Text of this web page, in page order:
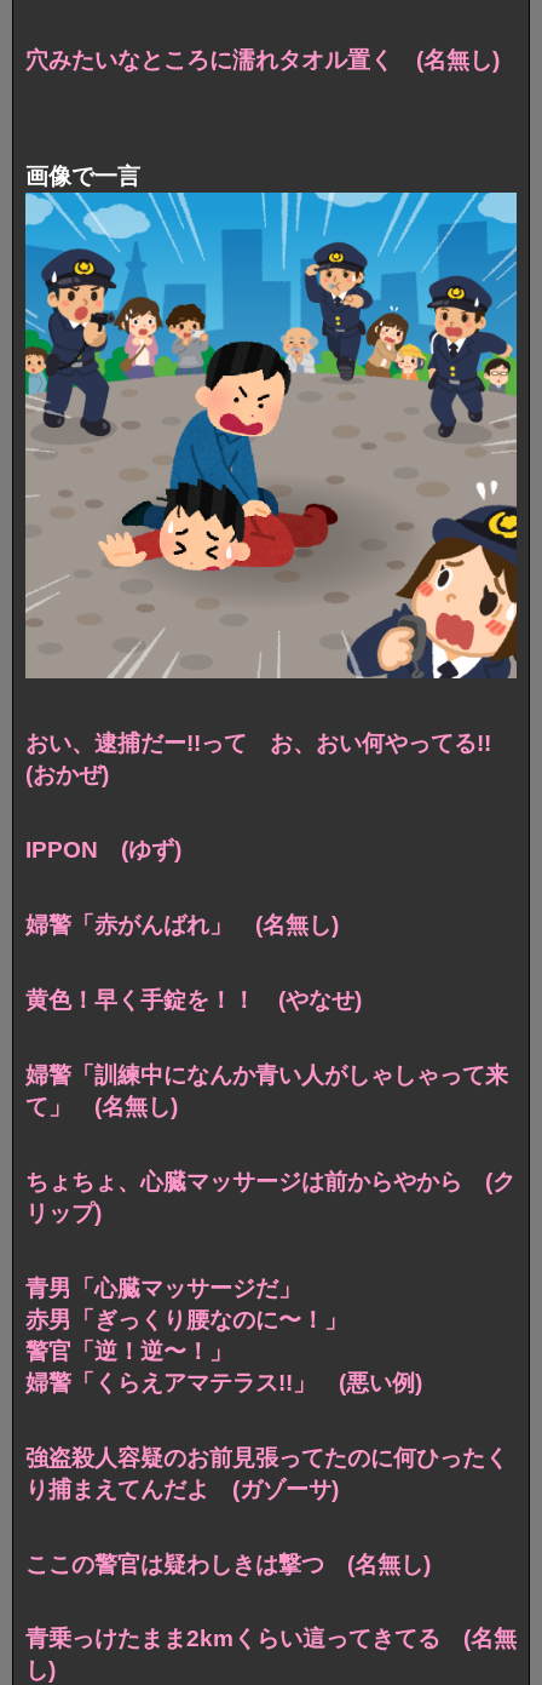
穴みたいなところに濡れタオル置く (名無し)
画像で一言
おい、逮捕だー!!って お、おい何やってる!!
(おかぜ)
IPPON (ゆず)
婦警「赤がんばれ」 (名無し)
黄色！早く手錠を！！ (やなせ)
婦警「訓練中になんか青い人がしゃしゃって来
て」 (名無し)
ちょちょ、心臓マッサージは前からやから (ク
リップ)
青男「心臓マッサージだ」
赤男「ぎっくり腰なのに〜！」
警官「逆！逆〜！」
婦警「くらえアマテラス!!」 (悪い例)
強盗殺人容疑のお前見張ってたのに何ひったく
り捕まえてんだよ (ガゾーサ)
ここの警官は疑わしきは撃つ (名無し)
青乗っけたまま2kmくらい這ってきてる (名無
し)